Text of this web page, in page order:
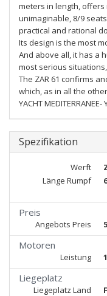
meters in length,
unimaginable, 8/9
practical and rational
Its design is the most
And above all, it has a
most serious
The ZAR 61 confirms
which, as in all the
YACHT
Spezifikation
Werft
Länge Rumpf
Preis
Angebots Preis
Motoren
Leistung
Liegeplatz
Liegeplatz Land